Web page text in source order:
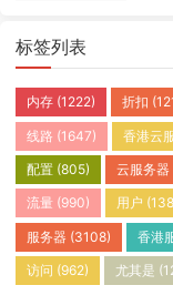
标签列表
内存 (1222) 折扣
线路 (1647) 香港云
配置 (805) 云服务器
流量 (990) 用户
服务器 (3108) 香港
访问 (962) 尤其是